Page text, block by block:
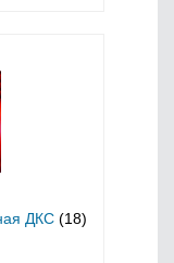
ДКС (18)